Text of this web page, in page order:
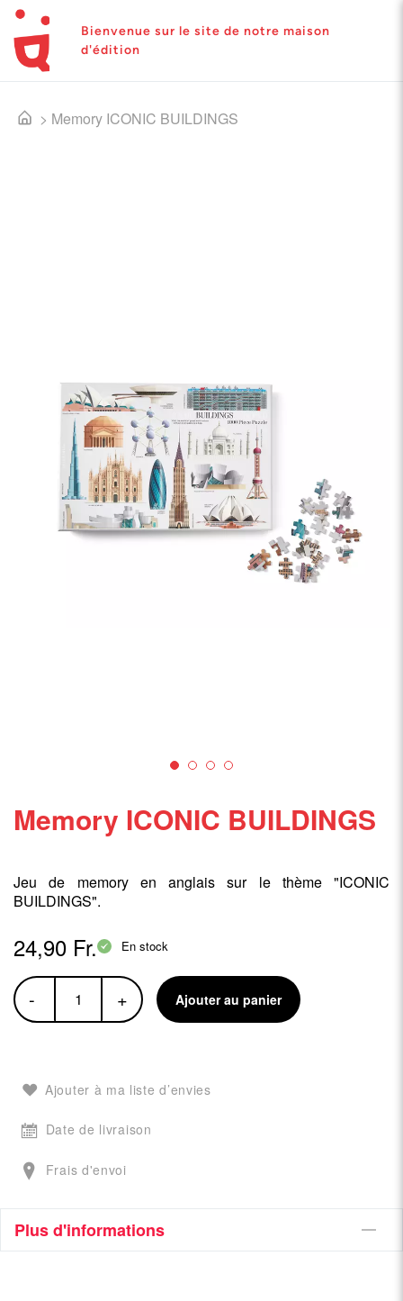
Bienvenue sur le site de notre maison
d'édition
> Memory ICONIC BUILDINGS
Memory ICONIC BUILDINGS
Jeu de memory en anglais sur le thème "ICONIC
BUILDINGS".
24,90 Fr. En stock
- + Ajouter au panier
Ajouter à ma liste d’envies
Date de livraison
Frais d'envoi
Plus d'informations